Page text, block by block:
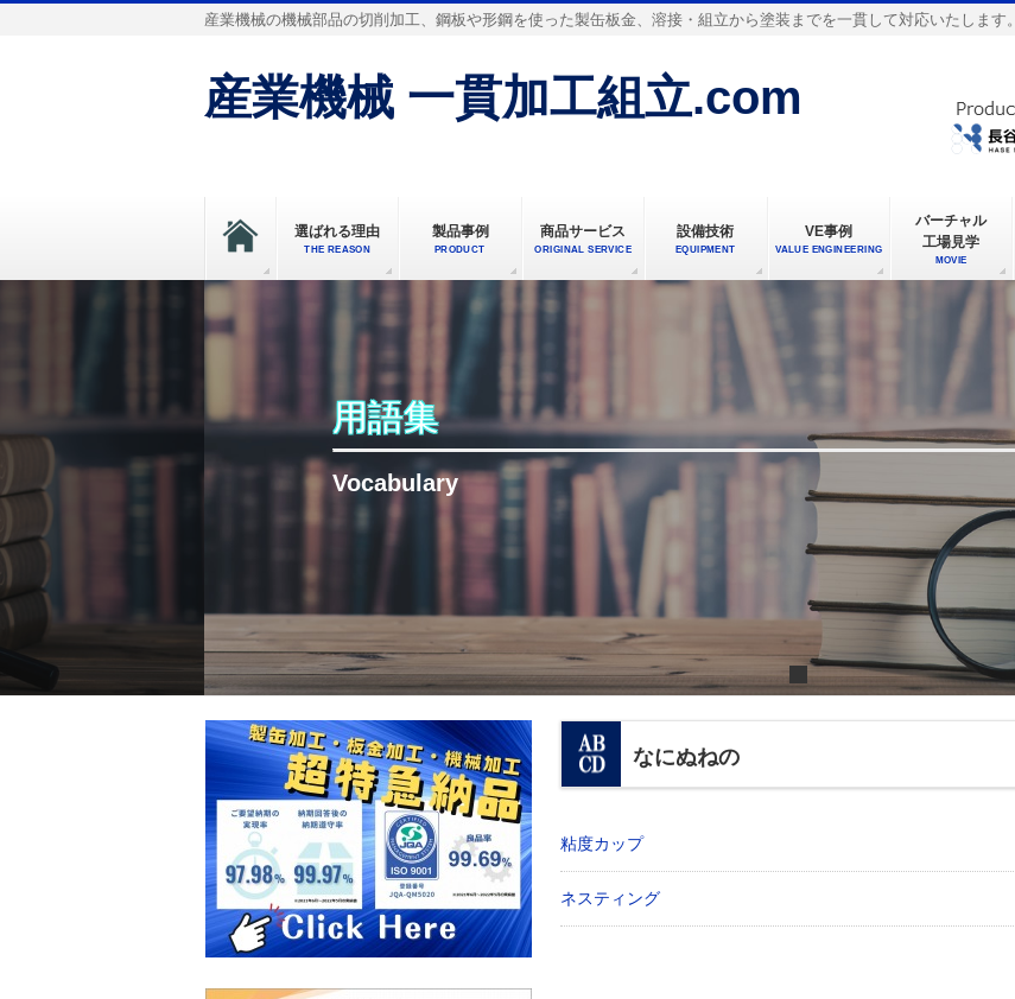
産業機械の機械部品の切削加工、鋼板や形鋼を使った製缶板金、溶接・組立から塗装までを一貫して対応いたします。
産業機械 一貫加工組立.com
選ばれる理由
THE REASON
製品事例
PRODUCT
商品サービス
ORIGINAL SERVICE
設備技術
EQUIPMENT
VE事例
VALUE ENGINEERING
バーチャル
工場見学
MOVIE
用語集
Vocabulary
なにぬねの
粘度カップ
ネスティング